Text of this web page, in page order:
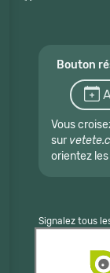
Bouton
Vous
sur
orientez
Signalez tous